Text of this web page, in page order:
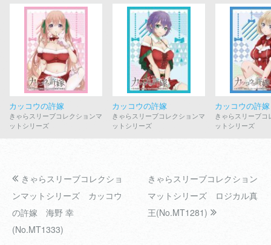
カッコウの許嫁
きゃらスリーブコレクションマ
ットシリーズ
カッコウの許嫁
きゃらスリーブコレクションマ
ットシリーズ
カッコウの許嫁
きゃらスリーブコ
ットシリーズ
きゃらスリーブコレクショ
ンマットシリーズ カッコウ
の許嫁 海野 幸
(No.MT1333)
きゃらスリーブコレクション
マットシリーズ ロジカル真
王(No.MT1281)